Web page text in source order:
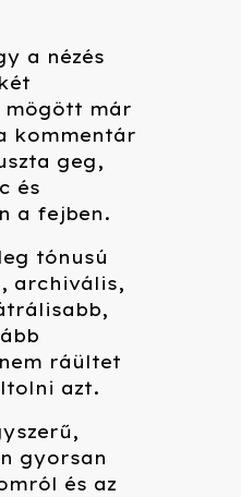
a nézés
mögött már
kommentár
geg,
és
a fejben.
tónusú
archivális,
ráültet
azt.
gyorsan
és az